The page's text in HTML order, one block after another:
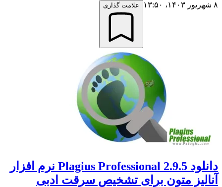
۸ شهریور ۱۴۰۳،‏ ۱۳:۵۰
علامت گذاری
دانلود Plagius Professional 2.9.5 نرم افزار
آنالیز متون برای تشخیص سرقت ادبی